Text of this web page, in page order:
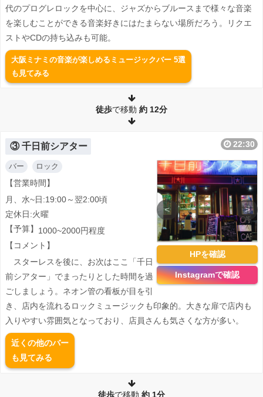
代のプログレロックを中心に、ジャズからブルースまで様々な音楽
を楽しむことができる音楽好きにはたまらない場所だろう。リクエ
ストやCDの持ち込みも可能。
大阪ミナミの音楽が楽しめるミュージックバー 5選
も見てみる
徒歩で移動 約 12分
③ 千日前シアター 22:30
< >
HPを確認
Instagramで確認
バー ロック
【営業時間】
月、水~日:19:00～翌2:00頃
定休日:火曜
【予算】 1000~2000円程度
【コメント】
スターレスを後に、お次はここ「千日
前シアター」でまったりとした時間を過
ごしましょう。ネオン管の看板が目を引
き、店内を流れるロックミュージックも印象的。大きな扉で店内も
入りやすい雰囲気となっており、店員さんも気さくな方が多い。
近くの他のバー
も見てみる
徒歩で移動 約 1分